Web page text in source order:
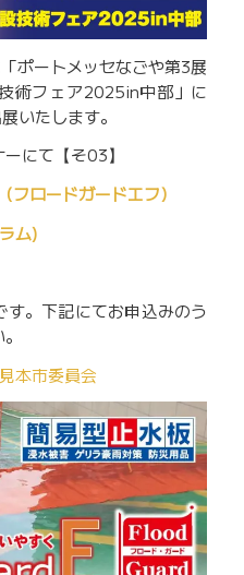
ポートメッセなごや第3展
術フェア2025in中部」に
いたします。
にて【そ03】
フロードガードエフ）
ム)
す。下記にてお申込みのう
本市委員会